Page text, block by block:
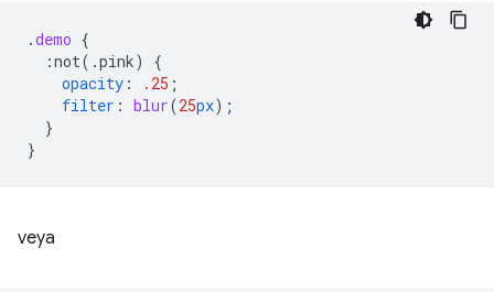
.demo {
:not(.pink)
{
opacity : .25 ;
filter : blur(25px);
}
}
veya